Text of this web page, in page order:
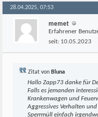
28.04.2025, 07:53
memet
Erfahrener
seit: 10.05.2023
Zitat von Bluna
Hallo Zapp73 danke für
Falls es jemanden
Krankenwagen und
Aggressives Verhalten
Sperrmüll einfach